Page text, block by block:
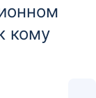
кому